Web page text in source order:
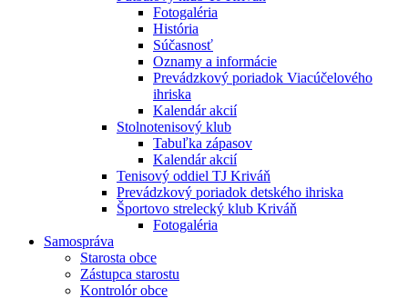
Fotogaléria
História
Súčasnosť
Oznamy a informácie
Prevádzkový poriadok Viacúčelového
ihriska
Kalendár akcií
Stolnotenisový klub
Tabuľka zápasov
Kalendár akcií
Tenisový oddiel TJ Kriváň
Prevádzkový poriadok detského ihriska
Športovo strelecký klub Kriváň
Fotogaléria
Samospráva
Starosta obce
Zástupca starostu
Kontrolór obce